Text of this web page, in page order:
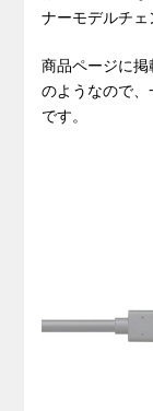
ナーモデルチェ
商品ページに
のようなので
です。